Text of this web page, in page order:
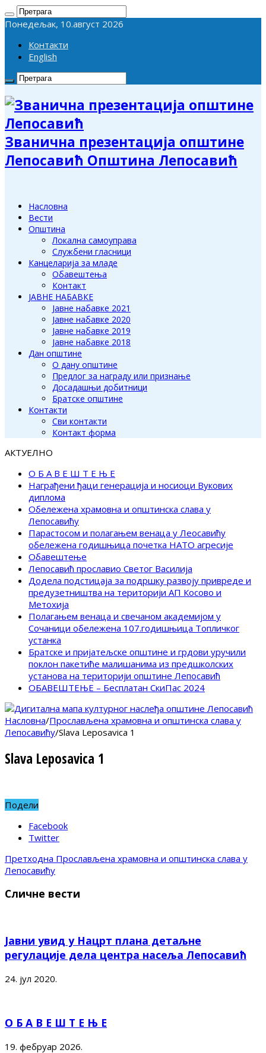
Понедељак, 10.август 2026
Контакти
English
Званична презентација општине
Лепосавић Општина Лепосавић
Насловна
Вести
Општина
Локална самоуправа
Службени гласници
Канцеларија за младе
Обавештења
Контакт
ЈАВНЕ НАБАВКЕ
Јавне набавке 2021
Јавне набавке 2020
Јавне набавке 2019
Јавне набавке 2018
Дан општине
О дану општине
Предлог за награду или признање
Досадашњи добитници
Братске општине
Контакти
Сви контакти
Контакт форма
АКТУЕЛНО
О Б А В Е Ш Т Е Њ Е
Награђени ђаци генерација и носиоци Вукових
диплома
Обележена храмовна и општинска слава у
Лепосавићу
Парастосом и полагањем венаца у Леосавићу
обележена годишњица почетка НАТО агресије
Обавештење
Лепосавић прославио Светог Василија
Додела подстицаја за подршку развоју привреде и
предузетништва на територији АП Косово и
Метохија
Полагањем венаца и свечаном академијом у
Сочаници обележена 107.годишњица Топличког
устанка
Братске и пријатељске општине и грдови уручили
поклон пакетиће малишанима из предшколских
установа на територији општине Лепосавић
ОБАВЕШТЕЊЕ – Бесплатан СкиПас 2024
Насловна/Прослављена храмовна и општинска слава у
Лепосавићу/Slava Leposavica 1
Slava Leposavica 1
Подели
Facebook
Twitter
Претходна Прослављена храмовна и општинска слава у
Лепосавићу
Сличне вести
Јавни увид у Нацрт плана детаљне
регулације дела центра насеља Лепосавић
24. јул 2020.
О Б А В Е Ш Т Е Њ Е
19. фебруар 2026.